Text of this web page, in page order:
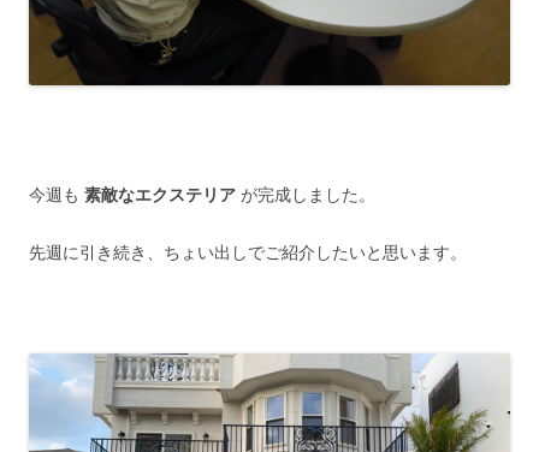
今週も 素敵なエクステリア が完成しました。
先週に引き続き、ちょい出しでご紹介したいと思います。